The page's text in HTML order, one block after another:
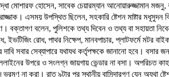
মোশারফ হোসেন, সাবেক চেয়ারম্যান আনোয়ারুজ্জামান
রাজ্জাক। এসময় উপস্থিত ছিলেন, সহকারি ষ্টেশন মাষ্টার
বক্তাগণ বলেন, পুলিশকে তথ্য দিবেন ও তথ্য বা সহায়তা
ইভটিজিং রোধ, পাথর নিক্ষেপ, মানবপাচার, প্লাটফর্মে মটর
সবার সেব্যাপারে যথাযথ কর্তৃপক্ষকে জানানো হবে।
উপরে ও সংলগ্ন জায়গায় ভেন্ডার না বসা। অপরিচত
না করা। রাত ৯টার পর স্থানীয় বাসিন্দারগণ যেন